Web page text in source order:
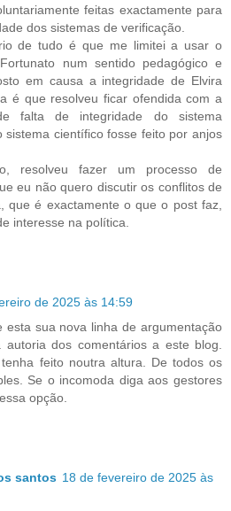
feitas exactamente para
dos sistemas de verificação.
de tudo é que me limitei a usar o
num sentido pedagógico e
em causa a integridade de Elvira
é que resolveu ficar ofendida com a
falta de integridade do sistema
sistema científico fosse feito por anjos
resolveu fazer um processo de
eu não quero discutir os conflitos de
que é exactamente o que o post faz,
interesse na política.
de 2025 às 14:59
esta sua nova linha de argumentação
dos comentários a este blog.
feito noutra altura. De todos os
Se o incomoda diga aos gestores
opção.
santos 18 de fevereiro de 2025 às